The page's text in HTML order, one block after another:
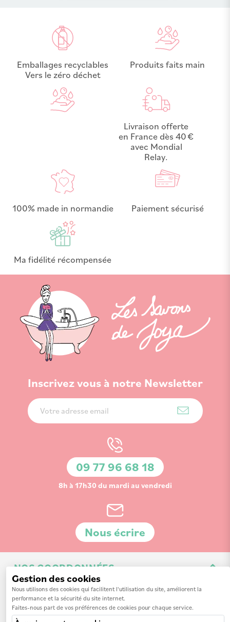
Emballages recyclables
Vers le zéro déchet
Produits faits main
Livraison offerte
en France dès 40 €
avec Mondial
Relay.
100% made in normandie Paiement sécurisé
Ma fidélité récompensée
Inscrivez vous à notre Newsletter
Inscription
à
09 77 96 68 18
8h à 17h30 du mardi au vendredi
Nous écrire
NOS COORDONNÉES
3 Av. de la 3ème Division d'Infanterie Britannique
14200 Hérouville-Saint-Clair
Gestion des cookies
Nous utilisons des cookies qui facilitent l'utilisation du site, améliorent la
performance et la sécurité du site internet.
Faites-nous part de vos préférences de cookies pour chaque service.